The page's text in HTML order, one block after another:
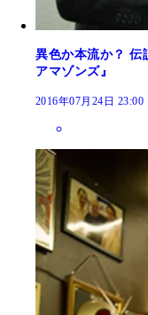
異色か本流か？ 伝
アマゾンズ』
2016年07月24日 23:00